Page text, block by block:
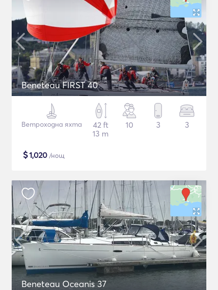
Beneteau FIRST 40
Ветроходна яхта
42 ft
13 m
10 3 3
$1,020 /нощ
Beneteau Oceanis 37